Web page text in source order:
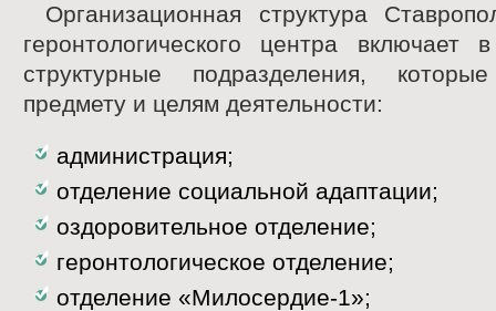
Организационная структура
геронтологического центра включает
структурные подразделения,
предмету и целям деятельности:
администрация;
отделение социальной адаптации;
оздоровительное отделение;
геронтологическое отделение;
отделение «Милосердие-1»;